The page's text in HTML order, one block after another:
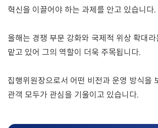
혁신을 이끌어야 하는 과제를 안고 있습니다.
올해는 경쟁 부문 강화와 국제적 위상 확대
맡고 있어 그의 역할이 더욱 주목됩니다.
집행위원장으로서 어떤 비전과 운영 방식을
관객 모두가 관심을 기울이고 있습니다.